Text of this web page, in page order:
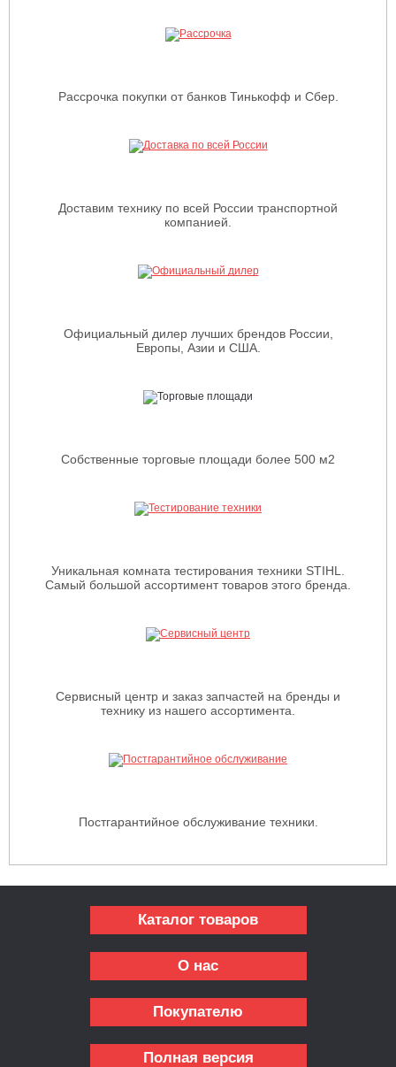
Рассрочка покупки от банков Тинькофф и Сбер.
Доставим технику по всей России транспортной
компанией.
Официальный дилер лучших брендов России,
Европы, Азии и США.
Собственные торговые площади более 500 м2
Уникальная комната тестирования техники STIHL.
Самый большой ассортимент товаров этого бренда.
Сервисный центр и заказ запчастей на бренды и
технику из нашего ассортимента.
Постгарантийное обслуживание техники.
Каталог товаров
О нас
Покупателю
Полная версия